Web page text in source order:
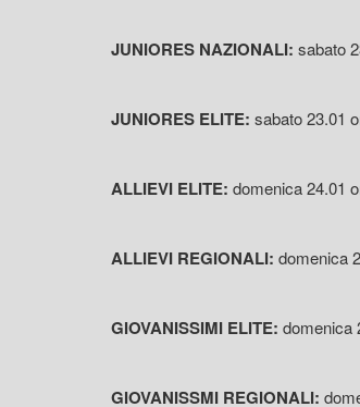
JUNIORES NAZIONALI: sabato
JUNIORES ELITE: sabato 23.01
ALLIEVI ELITE: domenica 24.01
ALLIEVI REGIONALI: domenica
GIOVANISSIMI ELITE: domenica
GIOVANISSMI REGIONALI: